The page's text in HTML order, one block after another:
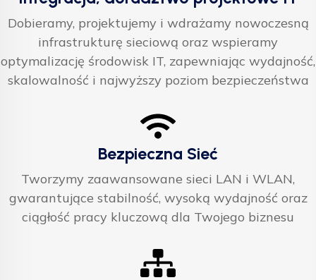
Dobieramy, projektujemy i wdrażamy nowoczesną
infrastrukturę sieciową oraz wspieramy
optymalizację środowisk IT, zapewniając wydajność,
skalowalność i najwyższy poziom bezpieczeństwa
Bezpieczna Sieć
Tworzymy zaawansowane sieci LAN i WLAN,
gwarantujące stabilność, wysoką wydajność oraz
ciągłość pracy kluczową dla Twojego biznesu